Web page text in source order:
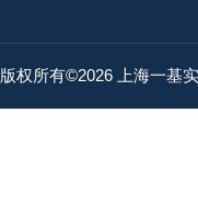
版权所有©2026 上海一基